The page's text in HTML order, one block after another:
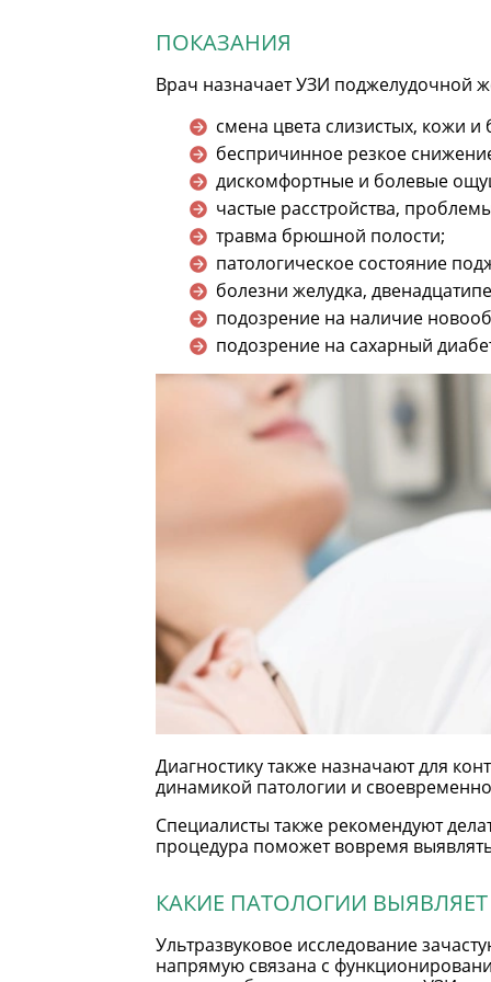
ПОКАЗАНИЯ
Врач назначает УЗИ поджелудочной
смена цвета слизистых, кожи и
беспричинное резкое
дискомфортные и болевые
частые расстройства,
травма брюшной полости;
патологическое состояние
болезни желудка,
подозрение на наличие
подозрение на сахарный
Диагностику также назначают для
динамикой патологии и
Специалисты также рекомендуют
процедура поможет вовремя
КАКИЕ ПАТОЛОГИИ ВЫЯВЛЯЕТ
Ультразвуковое исследование
напрямую связана с